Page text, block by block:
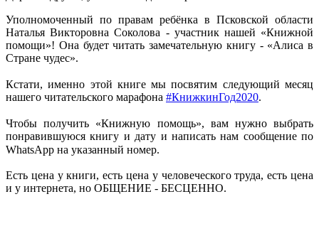
Уполномоченный по правам ребёнка в Псковской области
Наталья Викторовна Соколова - участник нашей «Книжной
помощи»! Она будет читать замечательную книгу - «Алиса в
Стране чудес».
Кстати, именно этой книге мы посвятим следующий месяц
нашего читательского марафона #КнижкинГод2020.
Чтобы получить «Книжную помощь», вам нужно выбрать
понравившуюся книгу и дату и написать нам сообщение по
WhatsApp на указанный номер. ⠀
Есть цена у книги, есть цена у человеческого труда, есть цена
и у интернета, но ОБЩЕНИЕ - БЕСЦЕННО.